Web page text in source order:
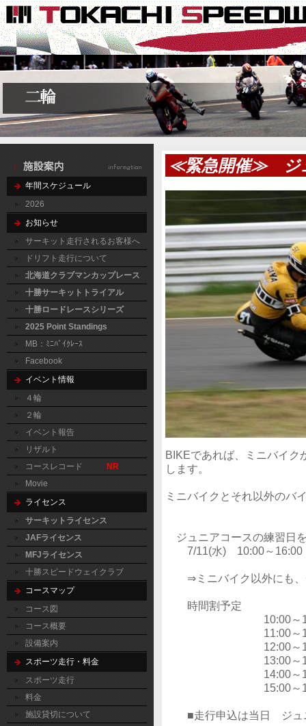
年間スケジュール
2026
お知らせ
サーキット走行されるお客様へ
ドリフト走行について
北海道クラブマンカップレース
十勝サーキットトライアル
十勝ロードレースシリーズ
2025 Point Standings
MB：ﾐﾆﾊﾞｲｸﾚｰｽ
Facebook
イベント情報
４輪
２輪
イベント報告
リザルト
コースレコード
NR
Movie
ライセンス
サーキットライセンス
JAFライセンス
MFJライセンス
十勝スピードウェイクラブ
コースマップ
コース図
コース概要
設備案内
スポーツ走行・料金
スポーツ走行
料金
施設貸切について
≪緊急開催≫ ジ
BIKEであれば、ミニバイク
します。
ミニバイクとそれ以外のバ
ジュニアコースの練習日
7/11(水) 10:00～16:00
⇒ミニバイク以外にも、
時間割予定
10:00～11:00
11:00～12:00
12:00～13:00
13:00～14:00
14:00～15:00
15:00～16:00
■走行申込は当日 ジュ